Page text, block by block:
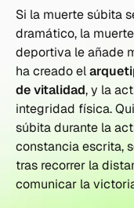
Si la muerte súbita
dramático, la
deportiva le añade
ha creado el
de vitalidad, y la
integridad física.
súbita durante la
constancia escrita,
tras recorrer la
comunicar la